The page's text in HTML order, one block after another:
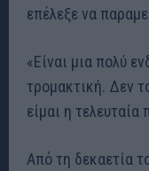
επέλεξε να
«Είναι μια πολύ
τρομακτική. Δεν
είμαι η τελευταία
Από τη δεκαετία